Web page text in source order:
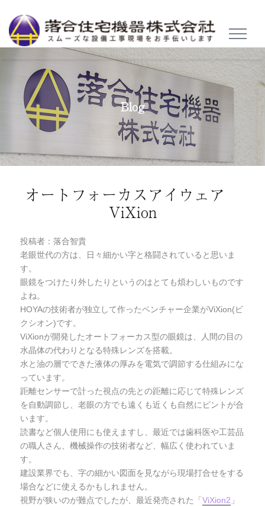
Blog
オートフォーカスアイウェア
ViXion
投稿者：落合智貴
老眼世代の方は、日々細かい字と格闘されていると思いま
す。
眼鏡をつけたり外したりというのはとても煩わしいものです
よね。
HOYAの技術者が独立して作ったベンチャー企業がViXion(ビ
クシオン)です。
ViXionが開発したオートフォーカス型の眼鏡は、人間の目の
水晶体の代わりとなる特殊レンズを搭載。
水と油の層でできた液体の厚みを電気で調節する仕組みにな
っています。
距離センサーで計った視点の先との距離に応じて特殊レンズ
を自動調節し、老眼の方でも遠くも近くも自然にピントが合
います。
読書など個人使用にも使えますし、最近では歯科医や工芸品
の職人さん、機械操作の技術者など、幅広く使われていま
す。
建設業界でも、字の細かい図面を見ながら現場打合せをする
場合などに使えるかもしれません。
視野が狭いのが難点でしたが、最近発売された「ViXion2 」